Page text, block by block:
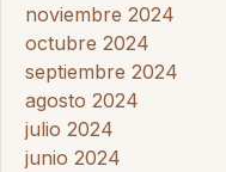
noviembre 2024
octubre 2024
septiembre 2024
agosto 2024
julio 2024
junio 2024